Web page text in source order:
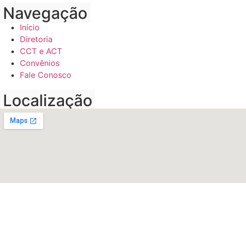
Navegação
Início
Diretoria
CCT e ACT
Convênios
Fale Conosco
Localização